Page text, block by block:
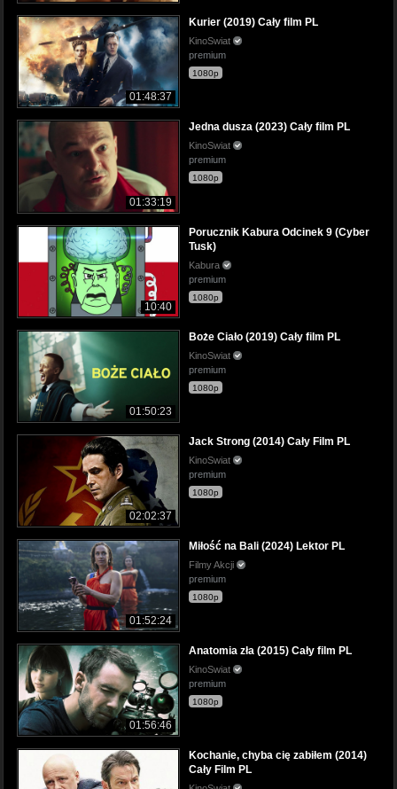
01:48:37
Kurier (2019) Cały film PL
KinoSwiat
premium
1080p
01:33:19
Jedna dusza (2023) Cały film PL
KinoSwiat
premium
1080p
10:40
Porucznik Kabura Odcinek 9 (Cyber
Tusk)
Kabura
premium
1080p
01:50:23
Boże Ciało (2019) Cały film PL
KinoSwiat
premium
1080p
02:02:37
Jack Strong (2014) Cały Film PL
KinoSwiat
premium
1080p
01:52:24
Miłość na Bali (2024) Lektor PL
Filmy Akcji
premium
1080p
01:56:46
Anatomia zła (2015) Cały film PL
KinoSwiat
premium
1080p
Kochanie, chyba cię zabiłem (2014)
Cały Film PL